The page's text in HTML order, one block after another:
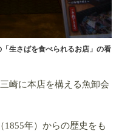
生さばを食べられるお店」の看
崎に本店を構える魚卸会
年）からの歴史をも